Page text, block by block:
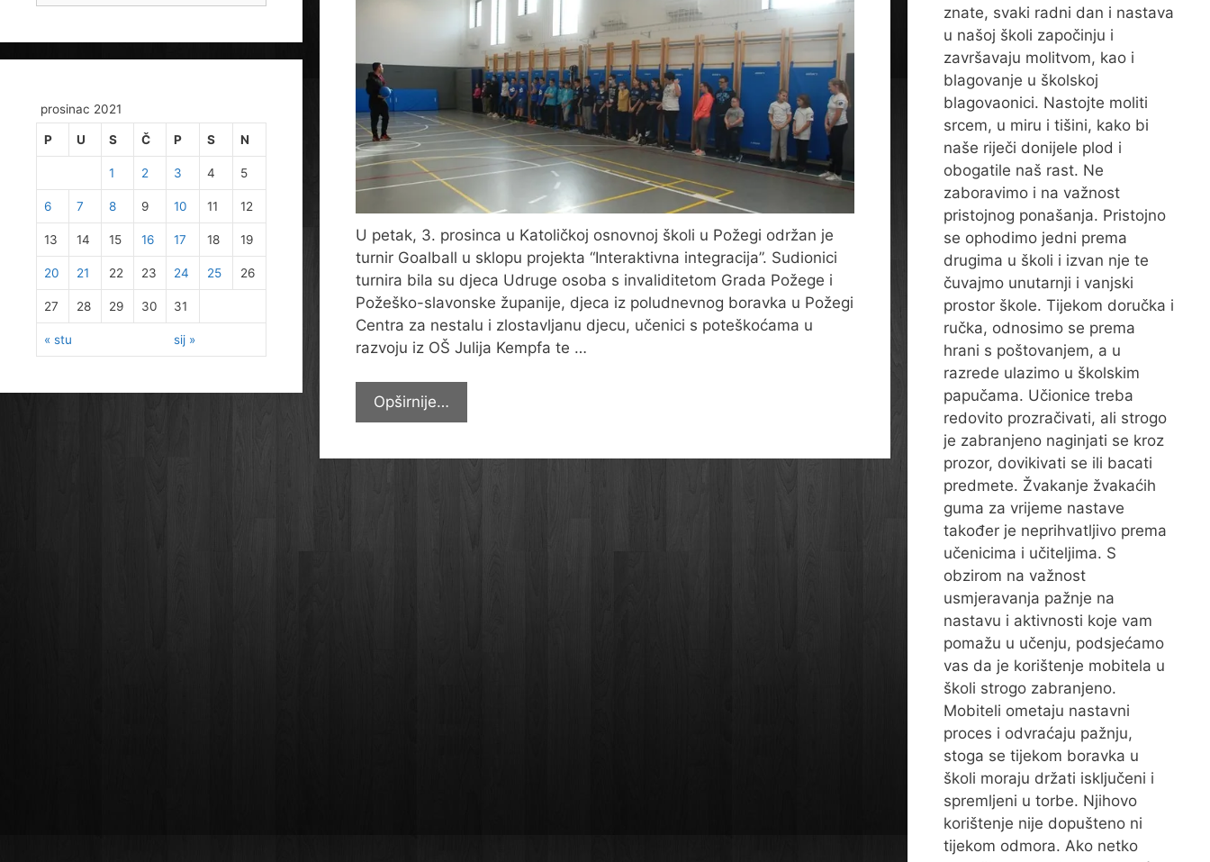
U petak, 3. prosinca u Katoličkoj osnovnoj školi u Požegi održan je
turnir Goalball u sklopu projekta “Interaktivna integracija”. Sudionici
turnira bila su djeca Udruge osoba s invaliditetom Grada Požege i
Požeško-slavonske županije, djeca iz poludnevnog boravka u Požegi
Centra za nestalu i zlostavljanu djecu, učenici s poteškoćama u
razvoju iz OŠ Julija Kempfa te …
Opširnije…
turnir
prosinac 2021
P U S Č P S N
« stu sij »
1 2 3 4 5
6 7 8 9 10 11 12
13 14 15 16 17 18 19
20 21 22 23 24 25 26
27 28 29 30 31
znate, svaki radni dan i nastava
u našoj školi započinju i
završavaju molitvom, kao i
blagovanje u školskoj
blagovaonici. Nastojte moliti
srcem, u miru i tišini, kako bi
naše riječi donijele plod i
obogatile naš rast. Ne
zaboravimo i na važnost
pristojnog ponašanja. Pristojno
se ophodimo jedni prema
drugima u školi i izvan nje te
čuvajmo unutarnji i vanjski
prostor škole. Tijekom doručka i
ručka, odnosimo se prema
hrani s poštovanjem, a u
razrede ulazimo u školskim
papučama. Učionice treba
redovito prozračivati, ali strogo
je zabranjeno naginjati se kroz
prozor, dovikivati se ili bacati
predmete. Žvakanje žvakaćih
guma za vrijeme nastave
također je neprihvatljivo prema
učenicima i učiteljima. S
obzirom na važnost
usmjeravanja pažnje na
nastavu i aktivnosti koje vam
pomažu u učenju, podsjećamo
vas da je korištenje mobitela u
školi strogo zabranjeno.
Mobiteli ometaju nastavni
proces i odvraćaju pažnju,
stoga se tijekom boravka u
školi moraju držati isključeni i
spremljeni u torbe. Njihovo
korištenje nije dopušteno ni
tijekom odmora. Ako netko